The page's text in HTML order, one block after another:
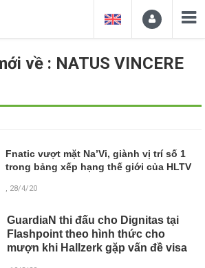
về : NATUS VINCERE
Fnatic vượt mặt Na’Vi, giành vị trí số 1
trong bảng xếp hạng thế giới của HLTV
, 28/4/20
GuardiaN thi đấu cho Dignitas tại
Flashpoint theo hình thức cho
mượn khi Hallzerk gặp vấn đề visa